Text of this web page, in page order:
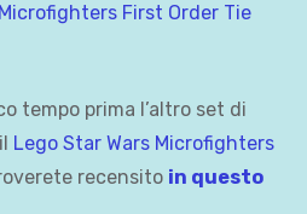
First Order Tie
tempo prima l’altro set di
Lego Star Wars Microfighters
recensito in questo